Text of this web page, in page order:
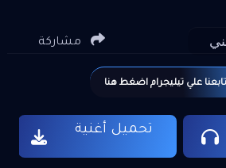
تابعنا علي تيليجرام اضغط هنا
تحميل أغنية
مشاركة